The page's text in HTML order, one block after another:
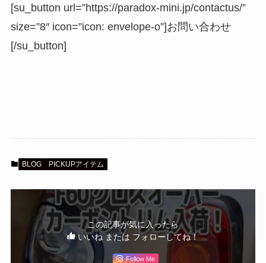
[su_button url=”https://paradox-mini.jp/contactus/”
size=”8″ icon=”icon: envelope-o”]お問い合わせ
[/su_button]
BLOG PICKUPアイテム
この記事が気に入ったら
いいね または フォローしてね！
Follow Me